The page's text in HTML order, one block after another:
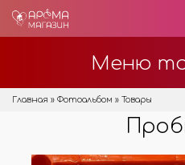
Меню
Главная » Фотоальбом » Товары